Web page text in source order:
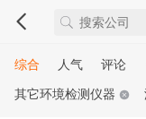
综合 人气 评论
其它环境检测仪器